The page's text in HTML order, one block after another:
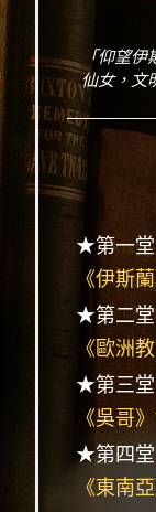
「仰望
仙女，文
★第一堂
《伊斯
★第二堂
《歐洲
★第三堂
《吳哥
★第四堂
《東南